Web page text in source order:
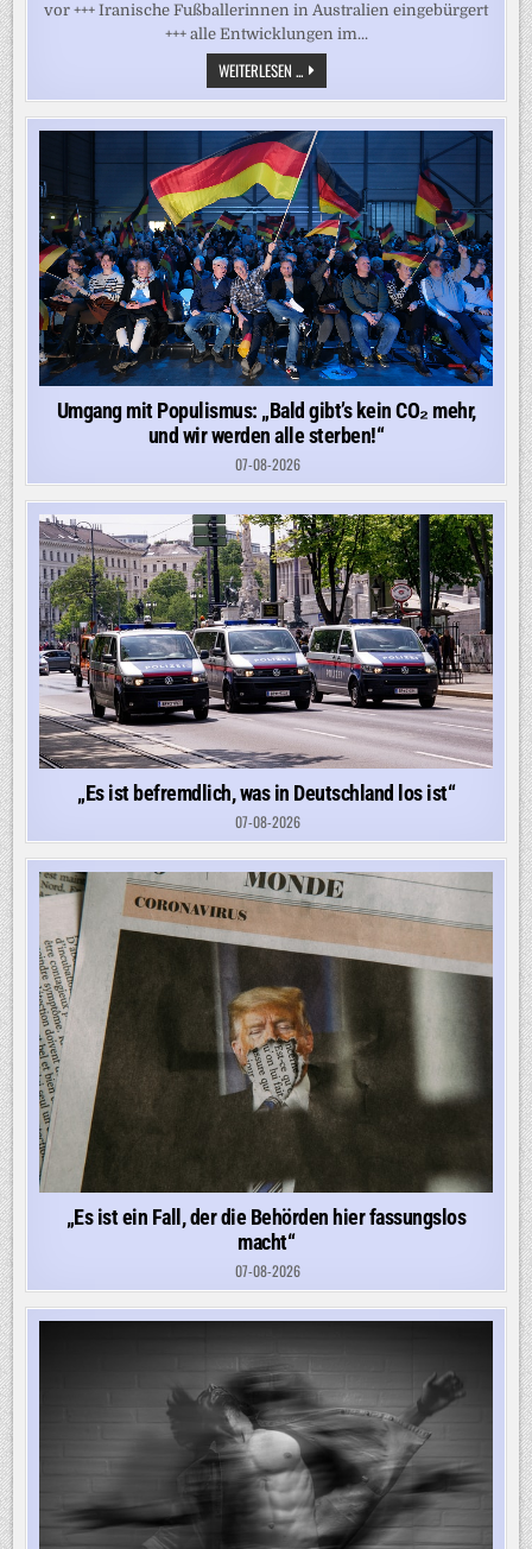
vor +++ Iranische Fußballerinnen in Australien eingebürgert
+++ alle Entwicklungen im...
WEITERLESEN ...LIVEBLOG
IRANKRIEG:
IRAN
WILL
WOHL
AMERIKANISCHE
UND
ISRAELISCHE
SCHIFFE
AUSSPERREN
Umgang mit Populismus: „Bald gibt’s kein CO₂ mehr,
und wir werden alle sterben!“
07-08-2026
„Es ist befremdlich, was in Deutschland los ist“
07-08-2026
„Es ist ein Fall, der die Behörden hier fassungslos
macht“
07-08-2026